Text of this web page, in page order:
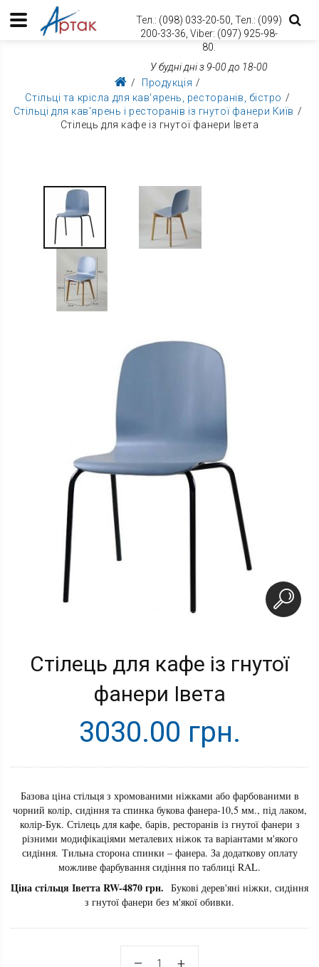
Тел.: (098) 033-20-50, Тел.: (099)
200-33-36, Viber: (097) 925-98-
80.
У будні дні з 9-00 до 18-00
Продукція
Стільці та крісла для кав'ярень, ресторанів, бістро
Стільці для кав'ярень і ресторанів із гнутої фанери Київ
Стілець для кафе із гнутої фанери Івета
Стілець для кафе із гнутої
фанери Івета
3030.00 грн.
Базова ціна стільця з хромованими ніжками або фарбованими в
чорний колір, сидіння та спинка букова фанера-10,5 мм., під лаком,
колір-Бук. Стілець для кафе, барів, ресторанів із гнутої фанери з
різними модифікаціями металевих ніжок та варіантами м'якого
сидіння. Тильна сторона спинки – фанера. За додаткову оплату
можливе фарбування сидіння по таблиці RAL.
Ціна стільця Іветта RW-4870 грн. Букові дерев'яні ніжки, сидіння
з гнутої фанери без м'якої обивки.